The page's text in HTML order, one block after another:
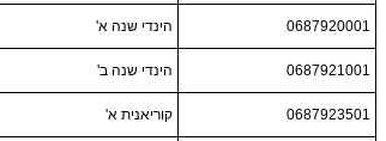
0687920001 הינדי שנה א'
0687921001 הינדי שנה ב'
0687923501 קוריאנית א'